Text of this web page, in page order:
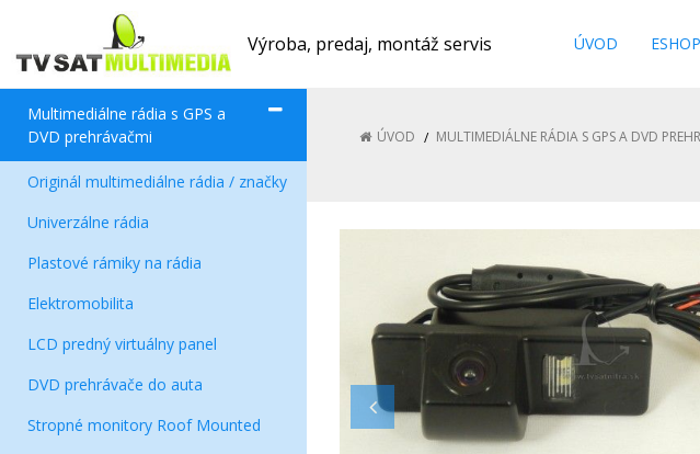
Výroba, predaj, montáž servis ÚVOD ESHOP
Multimediálne rádia s GPS a
DVD prehrávačmi
Originál multimediálne rádia / značky
Univerzálne rádia
Plastové rámiky na rádia
Elektromobilita
LCD predný virtuálny panel
DVD prehrávače do auta
Stropné monitory Roof Mounted
ÚVOD MULTIMEDIÁLNE RÁDIA S GPS A DVD